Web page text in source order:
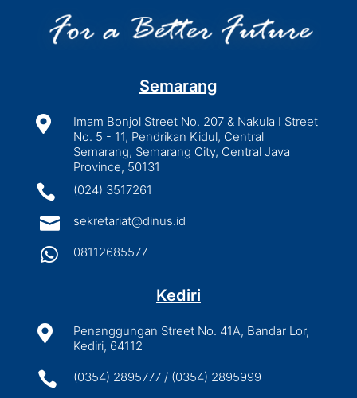
Semarang

Imam Bonjol Street No. 207 & Nakula I Street
No. 5 - 11, Pendrikan Kidul, Central
Semarang, Semarang City, Central Java
Province, 50131
 (024) 3517261
 sekretariat@dinus.id
 08112685577
Kediri

Penanggungan Street No. 41A, Bandar Lor,
Kediri, 64112
 (0354) 2895777 / (0354) 2895999